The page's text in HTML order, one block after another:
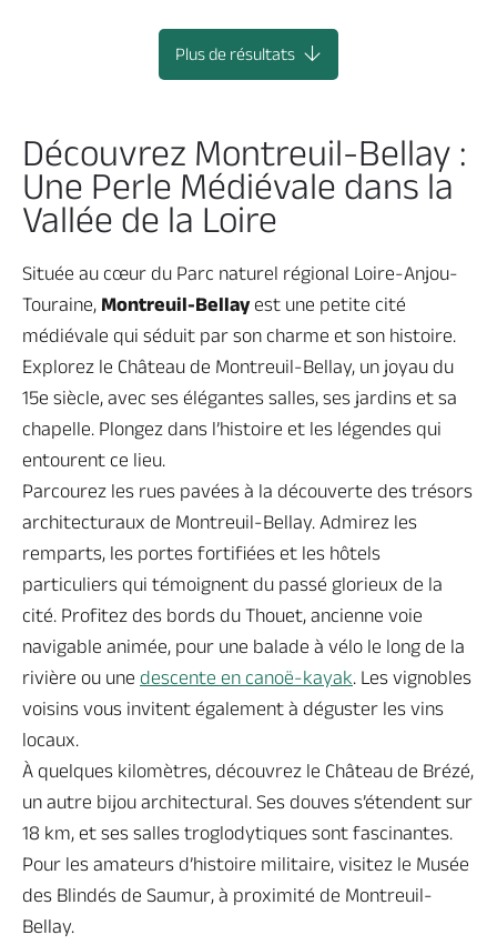
Plus de résultats
Découvrez Montreuil-Bellay :
Une Perle Médiévale dans la
Vallée de la Loire
Située au cœur du Parc naturel régional Loire-Anjou-
Touraine, Montreuil-Bellayest une petite cité
médiévale qui séduit par son charme et son histoire.
Explorez le Château de Montreuil-Bellay, un joyau du
15e siècle, avec ses élégantes salles, ses jardins et sa
chapelle. Plongez dans l’histoire et les légendes qui
entourent ce lieu.
Parcourez les rues pavées à la découverte des trésors
architecturaux de Montreuil-Bellay. Admirez les
remparts, les portes fortifiées et les hôtels
particuliers qui témoignent du passé glorieux de la
cité. Profitez des bords du Thouet, ancienne voie
navigable animée, pour une balade à vélo le long de la
rivière ou une descente en canoë-kayak. Les vignobles
voisins vous invitent également à déguster les vins
locaux.
À quelques kilomètres, découvrez le Château de Brézé,
un autre bijou architectural. Ses douves s’étendent sur
18 km, et ses salles troglodytiques sont fascinantes.
Pour les amateurs d’histoire militaire, visitez le Musée
des Blindés de Saumur, à proximité de Montreuil-
Bellay.